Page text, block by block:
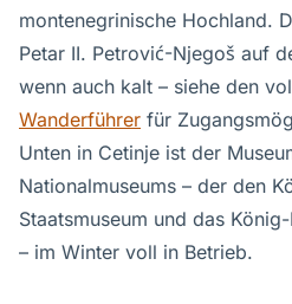
montenegrinische Hochland.
Petar II. Petrović-Njegoš auf
wenn auch kalt – siehe den
Wanderführer für
Unten in Cetinje ist der
Nationalmuseums – der den
Staatsmuseum und das
– im Winter voll in Betrieb.